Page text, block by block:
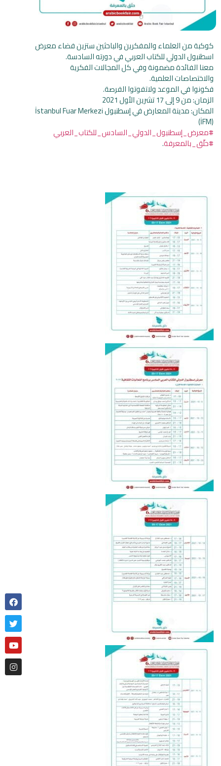
كوكبة من العلماء والمفكرين والباحثين ستزين فضاء معرض
اسطنبول الدولي للكتاب العربي في دورته السادسة.
معنا الفائدة مضمونة وفي كل المجالات الفكرية
والاختصاصات العلمية.
فكونوا في الموعد ولاتفوتوا الفرصة.
الزمان: من 9 إلى 17 تشرين الأول 2021
المكان: مدينة المعارض في إسطنبول İstanbul Fuar Merkezi
(İFM)
#معرض_إسطنبول_الدولي_السادس_للكتاب_العربي
#حلّق_بالمعرفة.